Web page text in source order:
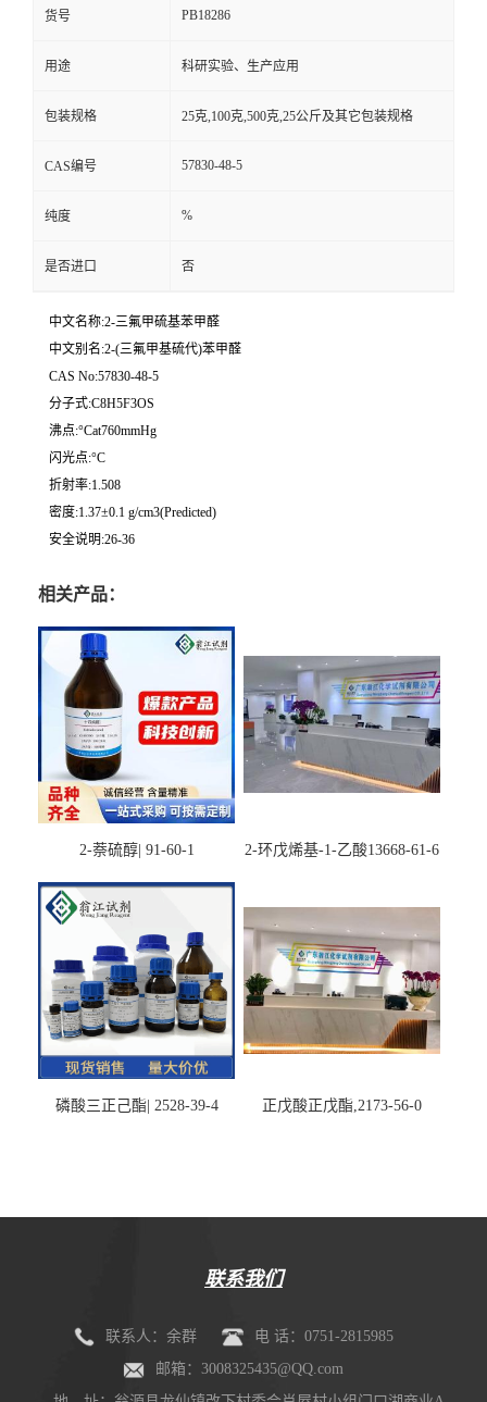
货号 PB18286
用途 科研实验、生产应用
包装规格 25克,100克,500克,25公斤及其它包装规格
CAS编号 57830-48-5
纯度 %
是否进口 否
中文名称:2-三氟甲硫基苯甲醛
中文别名:2-(三氟甲基硫代)苯甲醛
CAS No:57830-48-5
分子式:C8H5F3OS
沸点:°Cat760mmHg
闪光点:°C
折射率:1.508
密度:1.37±0.1 g/cm3(Predicted)
安全说明:26-36
相关产品：
2-萘硫醇| 91-60-1 2-环戊烯基-1-乙酸13668-61-6
磷酸三正己酯| 2528-39-4 正戊酸正戊酯,2173-56-0
联系我们
联系人：余群
电 话：0751-2815985
邮箱：3008325435@QQ.com